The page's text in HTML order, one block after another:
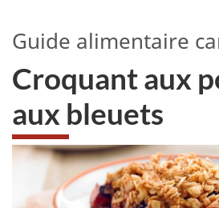
Guide alimentaire
Croquant aux
aux bleuets